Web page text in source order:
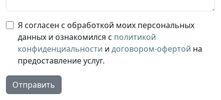
Я согласен с обработкой моих персональных
данных и ознакомился с политикой
конфиденциальности и договором-офертой на
предоставление услуг.
Отправить